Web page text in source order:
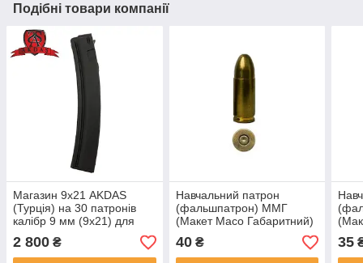
Подібні товари компанії
Магазин 9х21 AKDAS
(Турція) на 30 патронів
калібр 9 мм (9х21) для
SA-9 HP
2 800 ₴
Навчальний патрон
(фальшпатрон) ММГ
(Макет Масо Габаритний)
пістолетний калібр 9х19
Люгер
40₴ 35